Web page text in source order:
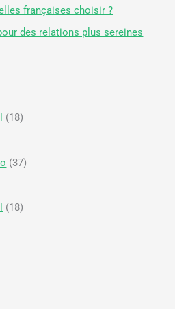
françaises choisir ?
des relations plus sereines
(18)
(37)
(18)